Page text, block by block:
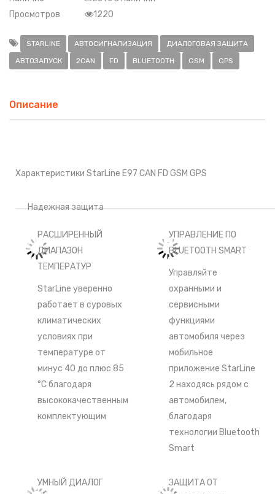
Просмотров
1220
STARLINE АВТОСИГНАЛИЗАЦИЯ
ДИАЛОГОВАЯ ЗАЩИТА
АВТОЗАПУСК
2CAN FD BLUETOOTH GSM GPS
Описание
Характеристики StarLine E97 CAN FD GSM GPS
Надежная защита
РАСШИРЕННЫЙ
ДИАПАЗОН
ТЕМПЕРАТУР
StarLine уверенно
работает в суровых
климатических
условиях при
температуре от
минус 40 до плюс 85
°С благодаря
высококачественным
комплектующим
УПРАВЛЕНИЕ ПО
BLUETOOTH SMART
Управляйте
охранными и
сервисными
функциями
автомобиля через
мобильное
приложение StarLine
2 находясь рядом с
автомобилем,
благодаря
технологии Bluetooth
Smart
УМНЫЙ ДИАЛОГ
ЗАЩИТА ОТ